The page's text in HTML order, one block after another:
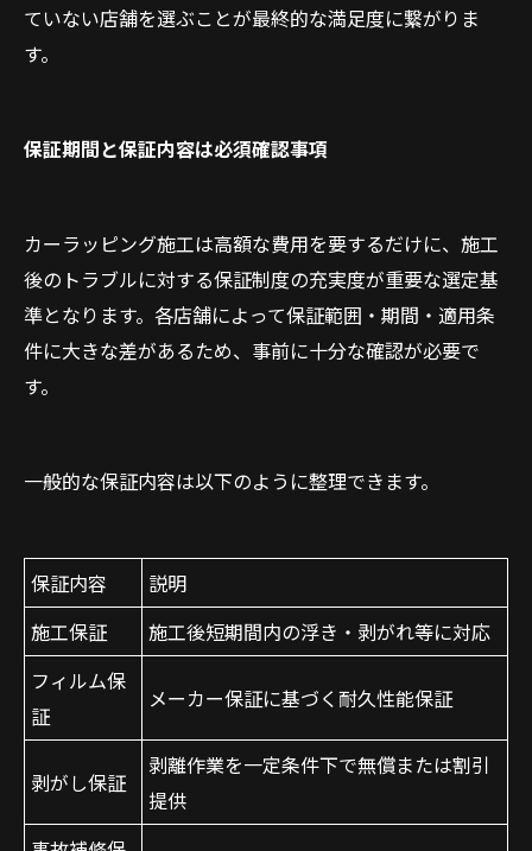
ていない店舗を選ぶことが最終的な満足度に繋がりま
す。
保証期間と保証内容は必須確認事項
カーラッピング施工は高額な費用を要するだけに、施工
後のトラブルに対する保証制度の充実度が重要な選定基
準となります。各店舗によって保証範囲・期間・適用条
件に大きな差があるため、事前に十分な確認が必要で
す。
一般的な保証内容は以下のように整理できます。
保証内容
説明
施工保証
施工後短期間内の浮き・剥がれ等に対応
フィルム保
証
メーカー保証に基づく耐久性能保証
剥がし保証
剥離作業を一定条件下で無償または割引
提供